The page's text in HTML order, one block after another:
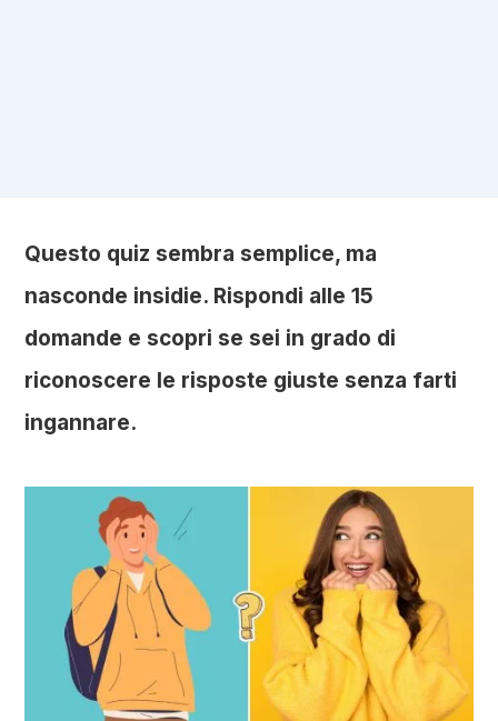
Questo quiz sembra semplice, ma
nasconde insidie. Rispondi alle 15
domande e scopri se sei in grado di
riconoscere le risposte giuste senza farti
ingannare.